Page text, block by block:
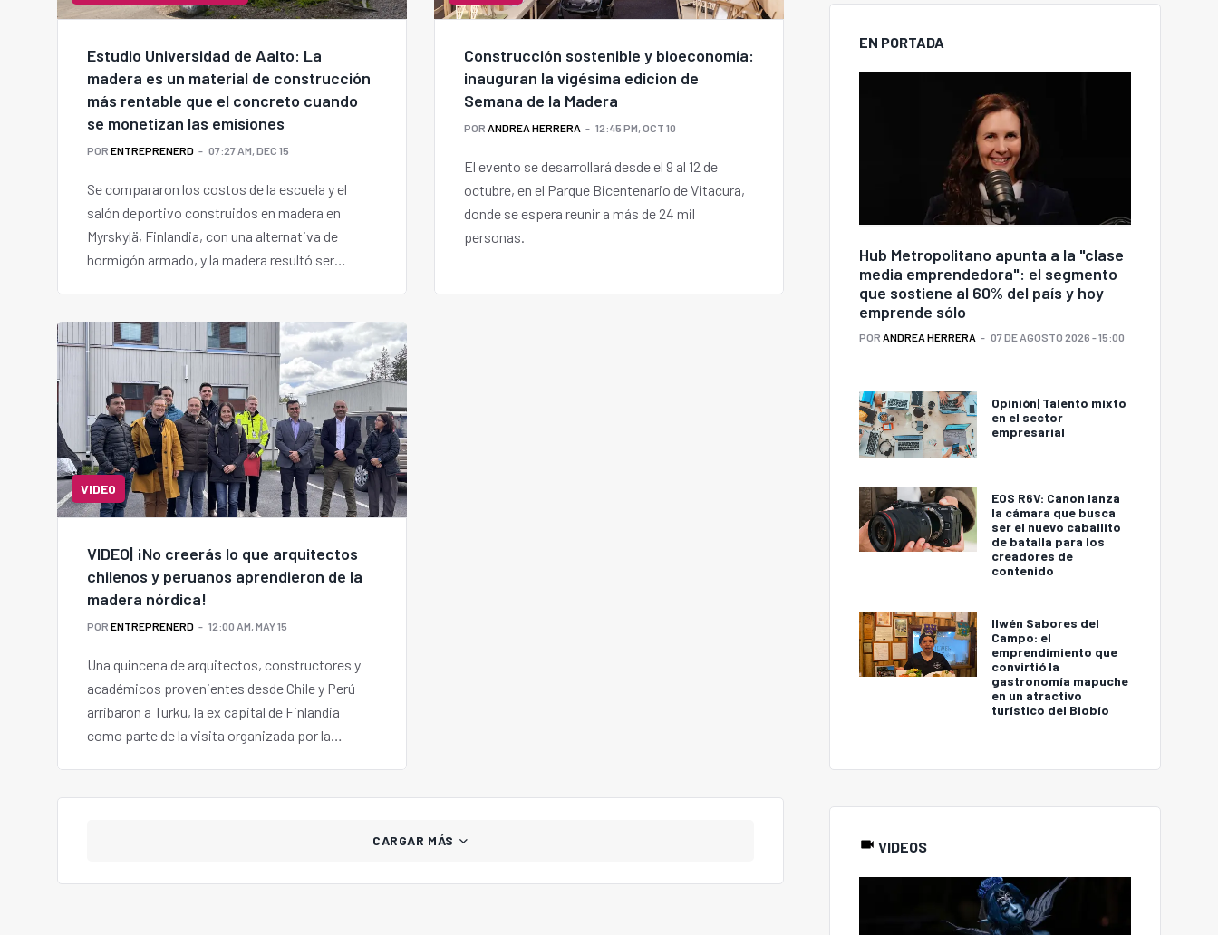
Estudio Universidad de Aalto: La
madera es un material de construcción
más rentable que el concreto cuando
se monetizan las emisiones
POR ENTREPRENERD 07:27 AM, DEC 15
Se compararon los costos de la escuela y el
salón deportivo construidos en madera en
Myrskylä, Finlandia, con una alternativa de
hormigón armado, y la madera resultó ser
Construcción sostenible y bioeconomía:
inauguran la vigésima edicion de
Semana de la Madera
POR ANDREA HERRERA 12:45 PM, OCT 10
El evento se desarrollará desde el 9 al 12 de
octubre, en el Parque Bicentenario de Vitacura,
donde se espera reunir a más de 24 mil
personas.
VIDEO
VIDEO| ¡No creerás lo que arquitectos
chilenos y peruanos aprendieron de la
madera nórdica!
POR ENTREPRENERD 12:00 AM, MAY 15
Una quincena de arquitectos, constructores y
académicos provenientes desde Chile y Perú
arribaron a Turku, la ex capital de Finlandia
como parte de la visita organizada por la
CARGAR MÁS
EN PORTADA
Hub Metropolitano apunta a la "clase
media emprendedora": el segmento
que sostiene al 60% del país y hoy
emprende sólo
POR ANDREA HERRERA 07 DE AGOSTO 2026 - 15:00
Opinión| Talento mixto
en el sector
empresarial
EOS R6V: Canon lanza
la cámara que busca
ser el nuevo caballito
de batalla para los
creadores de
contenido
Ilwén Sabores del
Campo: el
emprendimiento que
convirtió la
gastronomía mapuche
en un atractivo
turístico del Biobío
VIDEOS